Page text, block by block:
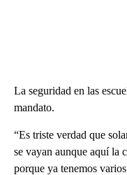
La seguridad en las
mandato.
“Es triste verdad que
se vayan aunque aquí la
porque ya tenemos